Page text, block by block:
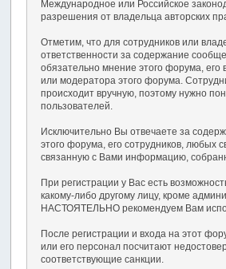
Международное или Российское
разрешения от владельца авторских
Отметим, что для сотрудников или
ответственности за содержание
обязательно мнение этого форума,
или модератора этого форума.
происходит вручную, поэтому нужно
пользователей.
Исключительно Вы отвечаете за
этого форума, его сотрудников, любых
связанную с Вами информацию,
При регистрации у Вас есть
какому-либо другому лицу, кроме
НАСТОЯТЕЛЬНО рекомендуем Вам
После регистрации и входа на этот
или его персонал посчитают
соответствующие санкции.